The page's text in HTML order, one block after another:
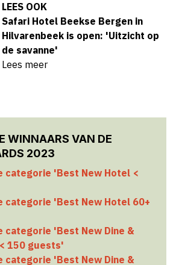
LEES OOK
Safari Hotel Beekse Bergen in
Hilvarenbeek is open: 'Uitzicht op
de savanne'
Lees meer
WINNAARS VAN DE
2023
categorie 'Best New Hotel <
categorie 'Best New Hotel 60+
categorie 'Best New Dine &
150 guests'
categorie 'Best New Dine &